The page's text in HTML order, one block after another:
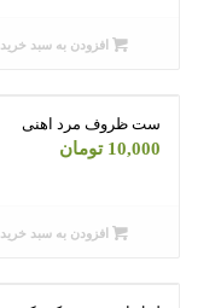
افزودن به سبد خرید
ست ظروف مرد اهنی
10,000 تومان
افزودن به سبد خرید